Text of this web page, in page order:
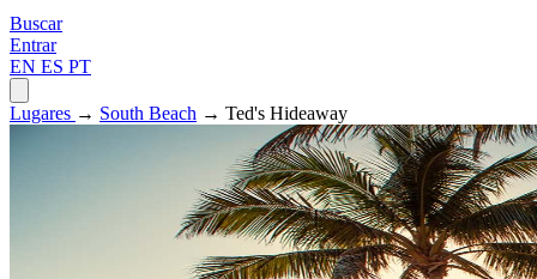
Buscar
Entrar
EN ES PT
Lugares → South Beach → Ted's Hideaway